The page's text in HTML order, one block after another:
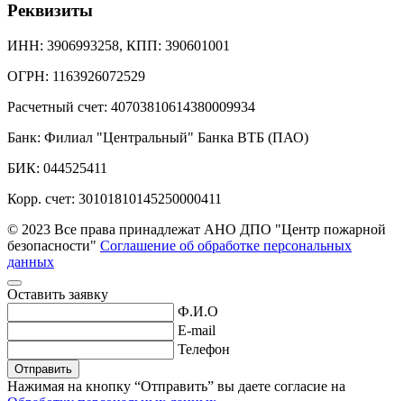
Реквизиты
ИНН: 3906993258, КПП: 390601001
ОГРН: 1163926072529
Расчетный счет: 40703810614380009934
Банк: Филиал "Центральный" Банка ВТБ (ПАО)
БИК: 044525411
Корр. счет: 30101810145250000411
© 2023 Все права принадлежат АНО ДПО "Центр пожарной
безопасности" Соглашение об обработке персональных
данных
Оставить заявку
Ф.И.О
E-mail
Телефон
Нажимая на кнопку “Отправить” вы даете согласие на